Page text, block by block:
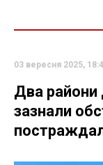
03 вересня 2025,
Два райони
зазнали